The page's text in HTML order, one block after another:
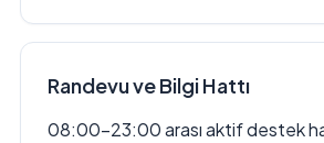
Randevu ve Bilgi Hattı
08:00–23:00 arası aktif destek